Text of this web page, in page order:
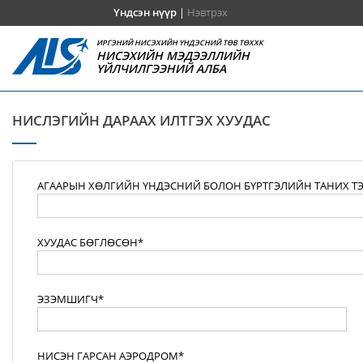
Үндсэн нүүр| Нэвтрэх
ИРГЭНИЙ НИСЭХИЙН ҮНДЭСНИЙ ТӨВ ТӨХХК
НИСЭХИЙН МЭДЭЭЛЛИЙН
ҮЙЛЧИЛГЭЭНИЙ АЛБА
НИСЛЭГИЙН ДАРААХ ИЛТГЭХ ХУУДАС
АГААРЫН ХӨЛГИЙН ҮНДЭСНИЙ БОЛОН БҮРТГЭЛИЙН ТАНИХ
ХУУДАС БӨГЛӨСӨН*
ЭЗЭМШИГЧ*
НИСЭН ГАРСАН АЭРОДРОМ*